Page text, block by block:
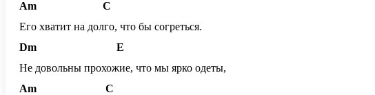
Am
C
Его хватит на долго, что бы согреться.
Dm
E
Не довольны прохожие, что мы ярко одеты,
Am
C